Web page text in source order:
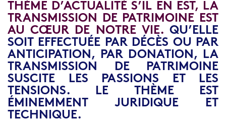
THÈME D’ACTUALITÉ S’IL EN EST, LA
TRANSMISSION DE PATRIMOINE EST
AU CŒUR DE NOTRE VIE. QU’ELLE
SOIT EFFECTUÉE PAR DÉCÈS OU PAR
ANTICIPATION, PAR DONATION, LA
TRANSMISSION DE PATRIMOINE
SUSCITE LES PASSIONS ET LES
TENSIONS. LE THÈME EST
ÉMINEMMENT JURIDIQUE ET
TECHNIQUE.